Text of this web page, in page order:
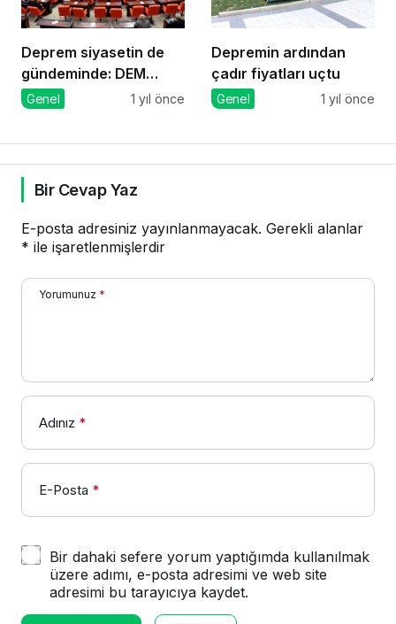
Deprem siyasetin de
gündeminde: DEM
Parti’den önerge
Genel 1 yıl önce
Depremin ardından
çadır fiyatları uçtu
Genel 1 yıl önce
Bir Cevap Yaz
E-posta adresiniz yayınlanmayacak. Gerekli alanlar
* ile işaretlenmişlerdir
Yorumunuz *
Adınız *
E-Posta *
Bir dahaki sefere yorum yaptığımda kullanılmak
üzere adımı, e-posta adresimi ve web site
adresimi bu tarayıcıya kaydet.